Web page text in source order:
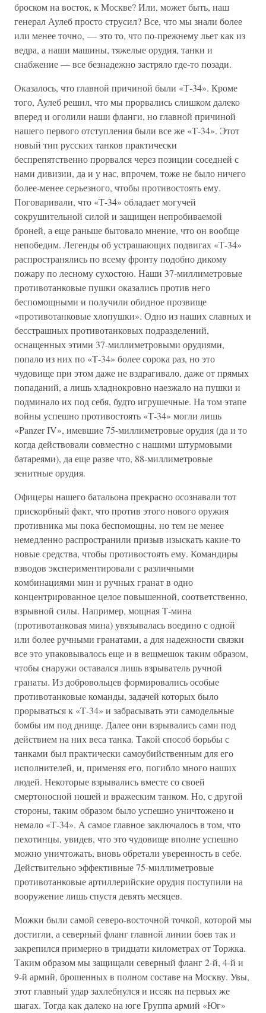
броском на восток, к Москве? Или, может быть, наш
генерал Аулеб просто струсил? Все, что мы знали более
или менее точно, — это то, что по-прежнему льет как из
ведра, а наши машины, тяжелые орудия, танки и
снабжение — все безнадежно застряло где-то позади.
Оказалось, что главной причиной были «Т-34». Кроме
того, Аулеб решил, что мы прорвались слишком далеко
вперед и оголили наши фланги, но главной причиной
нашего первого отступления были все же «Т-34». Этот
новый тип русских танков практически
беспрепятственно прорвался через позиции соседней с
нами дивизии, да и у нас, впрочем, тоже не было ничего
более-менее серьезного, чтобы противостоять ему.
Поговаривали, что «Т-34» обладает могучей
сокрушительной силой и защищен непробиваемой
броней, а еще раньше бытовало мнение, что он вообще
непобедим. Легенды об устрашающих подвигах «Т-34»
распространялись по всему фронту подобно дикому
пожару по лесному сухостою. Наши 37-миллиметровые
противотанковые пушки оказались против него
беспомощными и получили обидное прозвище
«противотанковые хлопушки». Одно из наших славных и
бесстрашных противотанковых подразделений,
оснащенных этими 37-миллиметровыми орудиями,
попало из них по «Т-34» более сорока раз, но это
чудовище при этом даже не вздрагивало, даже от прямых
попаданий, а лишь хладнокровно наезжало на пушки и
подминало их под себя, будто игрушечные. На том этапе
войны успешно противостоять «Т-34» могли лишь
«Panzer IV», имевшие 75-миллиметровые орудия (да и то
когда действовали совместно с нашими штурмовыми
батареями), да еще разве что, 88-миллиметровые
зенитные орудия.
Офицеры нашего батальона прекрасно осознавали тот
прискорбный факт, что против этого нового оружия
противника мы пока беспомощны, но тем не менее
немедленно распространили призыв изыскать какие-то
новые средства, чтобы противостоять ему. Командиры
взводов экспериментировали с различными
комбинациями мин и ручных гранат в одно
концентрированное целое повышенной, соответственно,
взрывной силы. Например, мощная Т-мина
(противотанковая мина) увязывалась воедино с одной
или более ручными гранатами, а для надежности связки
все это упаковывалось еще и в вещмешок таким образом,
чтобы снаружи оставался лишь взрыватель ручной
гранаты. Из добровольцев формировались особые
противотанковые команды, задачей которых было
прорываться к «Т-34» и забрасывать эти самодельные
бомбы им под днище. Далее они взрывались сами под
действием на них веса танка. Такой способ борьбы с
танками был практически самоубийственным для его
исполнителей, и, применяя его, погибло много наших
людей. Некоторые взрывались вместе со своей
смертоносной ношей и вражеским танком. Но, с другой
стороны, таким образом было успешно уничтожено и
немало «Т-34». А самое главное заключалось в том, что
пехотинцы, увидев, что это чудовище вполне успешно
можно уничтожать, вновь обретали уверенность в себе.
Действительно эффективные 75-миллиметровые
противотанковые артиллерийские орудия поступили на
вооружение лишь спустя девять месяцев.
Можки были самой северо-восточной точкой, которой мы
достигли, а северный фланг главной линии боев так и
закрепился примерно в тридцати километрах от Торжка.
Таким образом мы защищали северный фланг 2-й, 4-й и
9-й армий, брошенных в полном составе на Москву. Увы,
этот главный удар захлебнулся и иссяк на первых же
шагах. Тогда как далеко на юге Группа армий «Юг»